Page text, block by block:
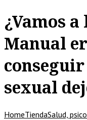
¿Vamos a
Manual
sexual
HomeTiendaSalud,